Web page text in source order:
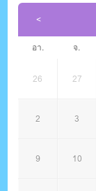
อา. จ.
26 27
2 3
9 10